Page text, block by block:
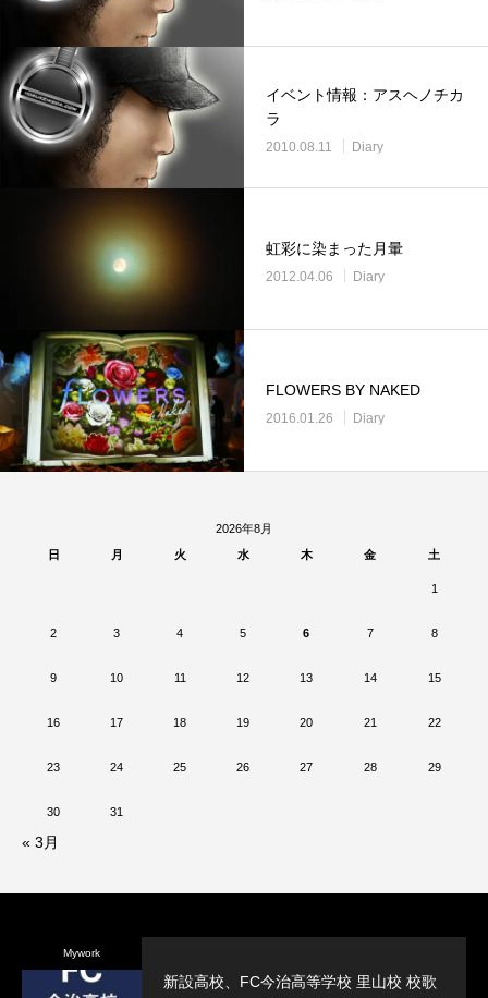
イベント情報：アスヘノチカ
ラ
2010.08.11 Diary
虹彩に染まった月暈
2012.04.06 Diary
FLOWERS BY NAKED
2016.01.26 Diary
2026年8月
日
月 火 水 木 金 土
1
2 3 4 5 6 7 8
9 10 11 12 13 14 15
16 17 18 19 20 21 22
23 24 25 26 27 28 29
30 31
« 3月
Mywork
新設高校、FC今治高等学校 里山校 校歌